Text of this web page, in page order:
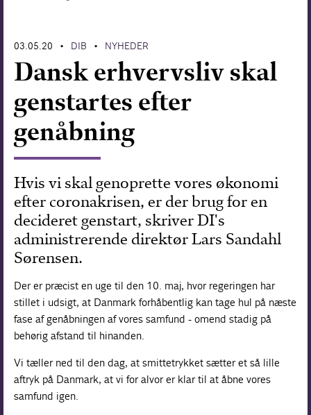
03.05.20 • DIB • NYHEDER
Dansk erhvervsliv skal
genstartes efter
genåbning
Hvis vi skal genoprette vores økonomi
efter coronakrisen, er der brug for en
decideret genstart, skriver DI's
administrerende direktør Lars Sandahl
Sørensen.
Der er præcist en uge til den 10. maj, hvor regeringen har
stillet i udsigt, at Danmark forhåbentlig kan tage hul på næste
fase af genåbningen af vores samfund - omend stadig på
behørig afstand til hinanden.
Vi tæller ned til den dag, at smittetrykket sætter et så lille
aftryk på Danmark, at vi for alvor er klar til at åbne vores
samfund igen.